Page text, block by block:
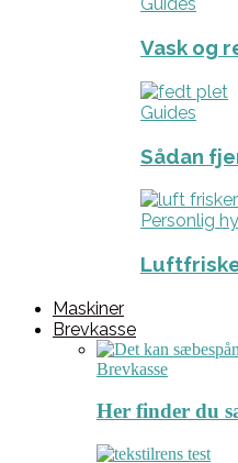
Guides
Vask og
Guides
Sådan
Personlig
Maskiner
Brevkasse
Brevkasse
Her finder du